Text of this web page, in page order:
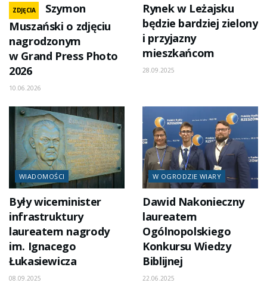
ZDJĘCIA
Szymon
Muszański o zdjęciu
nagrodzonym
w Grand Press Photo
2026
10.06.2026
Rynek w Leżajsku
będzie bardziej zielony
i przyjazny
mieszkańcom
28.09.2025
WIADOMOŚCI
Były wiceminister
infrastruktury
laureatem nagrody
im. Ignacego
Łukasiewicza
08.09.2025
W OGRODZIE WIARY
Dawid Nakonieczny
laureatem
Ogólnopolskiego
Konkursu Wiedzy
Biblijnej
22.06.2025